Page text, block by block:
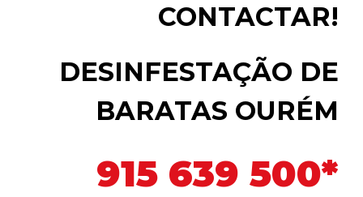
CONTACTAR!
DESINFESTAÇÃO DE
BARATAS OURÉM
915 639 500*